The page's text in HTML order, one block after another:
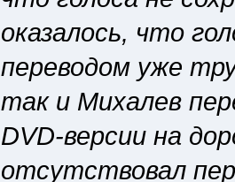
оказалось, что
переводом уже
так и Михалев
DVD-версии на
отсутствовал